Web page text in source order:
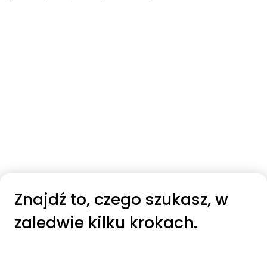
Znajdź to, czego szukasz, w
zaledwie kilku krokach.